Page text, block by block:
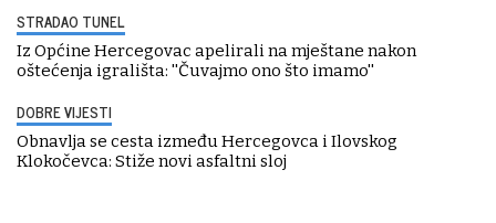
STRADAO TUNEL
Iz Općine Hercegovac apelirali na mještane nakon
oštećenja igrališta: ''Čuvajmo ono što imamo''
DOBRE VIJESTI
Obnavlja se cesta između Hercegovca i Ilovskog
Klokočevca: Stiže novi asfaltni sloj